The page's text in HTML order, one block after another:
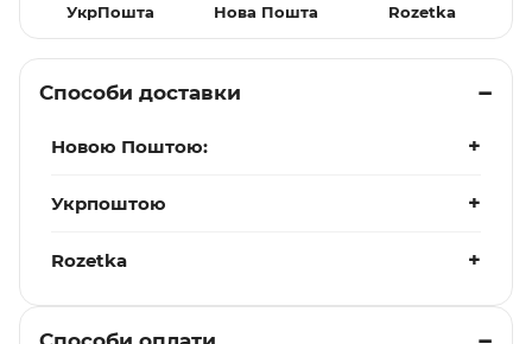
УкрПошта Нова Пошта Rozetka
Способи доставки
Новою Поштою:
Укрпоштою
Rozetka